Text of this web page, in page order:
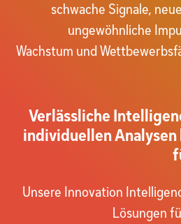
schwache Signale,
ungewöhnliche
Wachstum und
Verlässliche
individuellen
Unsere Innovation
Lösungen